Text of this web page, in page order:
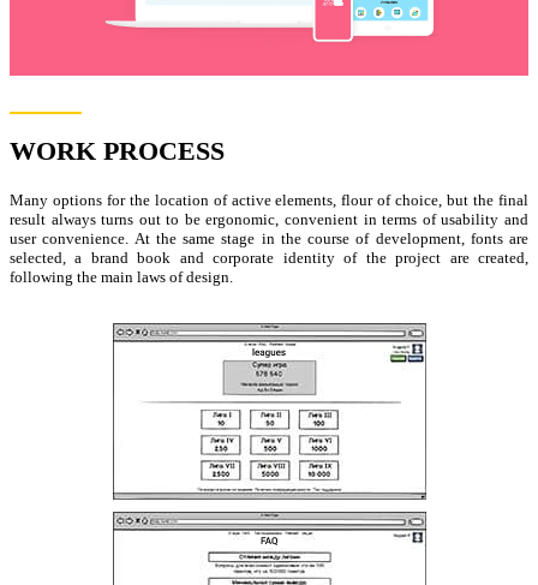
WORK PROCESS
Many options for the location of active elements, flour of choice, but the final
result always turns out to be ergonomic, convenient in terms of usability and
user convenience. At the same stage in the course of development, fonts are
selected, a brand book and corporate identity of the project are created,
following the main laws of design.